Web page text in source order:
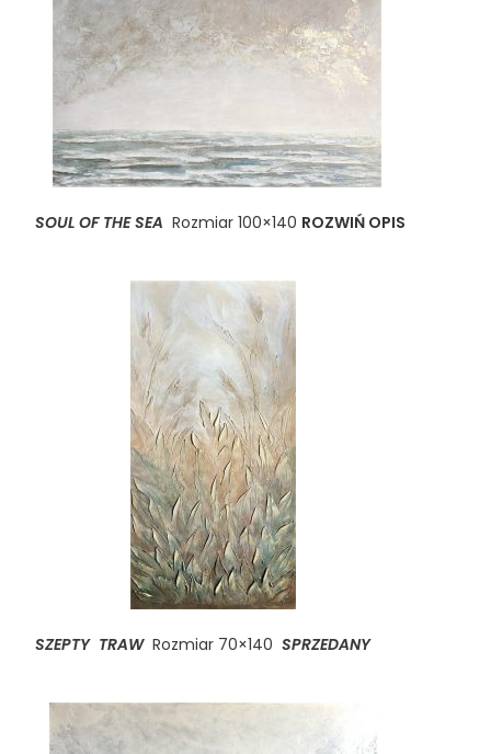
SOUL OF THE SEARozmiar 100×140 ROZWIŃ OPIS
SZEPTY TRAWRozmiar 70×140SPRZEDANY